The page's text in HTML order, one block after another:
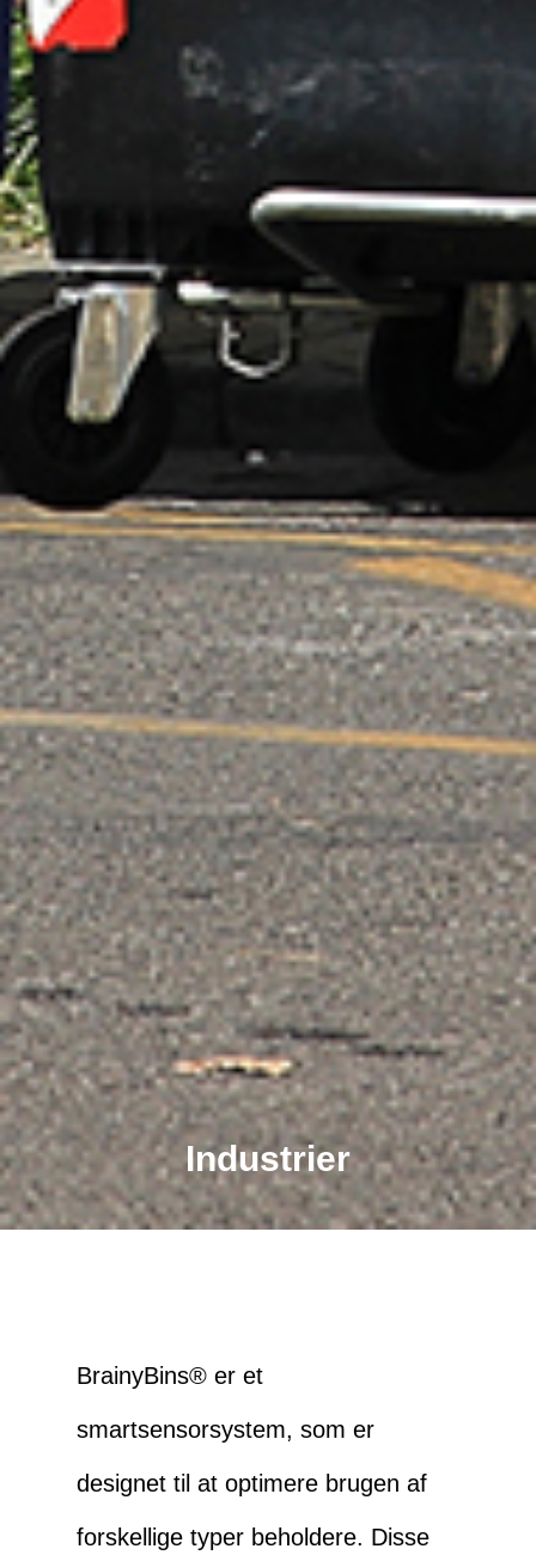
Industrier
BrainyBins® er et
smartsensorsystem, som er
designet til at optimere brugen af
forskellige typer beholdere. Disse